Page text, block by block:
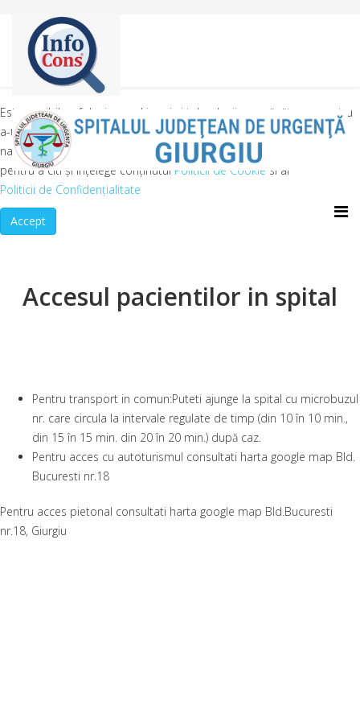
Este posibil sa folosim cookie-uri și tehnologii asemănătoare pentru
a-ți îmbunătăți experiența pe acest website. Înainte de a continua
navigarea pe website-ul nostru te rugăm să aloci timpul necesar
pentru a citi și înțelege conținutul Politicii de Cookie si al
Politicii de Confidențialitate
Accept
Accesul pacientilor in spital
Pentru transport in comun:Puteti ajunge la spital cu microbuzul
nr. care circula la intervale regulate de timp (din 10 în 10 min.,
din 15 în 15 min. din 20 în 20 min.) după caz.
Pentru acces cu autoturismul consultati harta google map Bld.
Bucuresti nr.18
Pentru acces pietonal consultati harta google map Bld.Bucuresti
nr.18, Giurgiu